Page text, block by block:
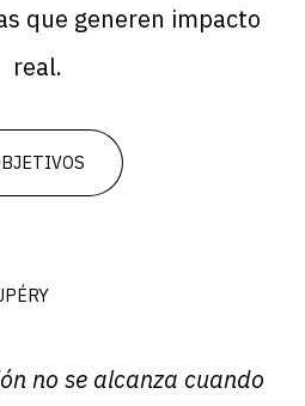
que generen impacto
real.
no se alcanza cuando